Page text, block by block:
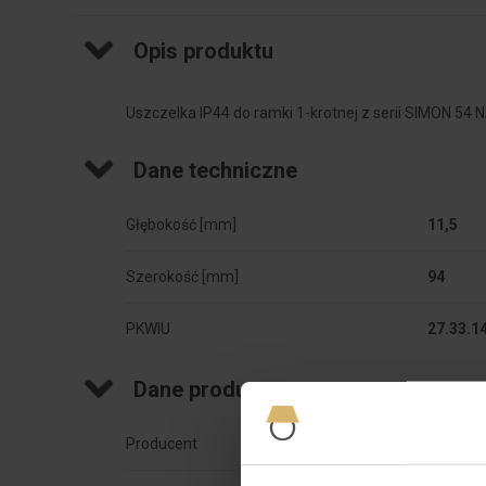
Opis produktu
Uszczelka IP44 do ramki 1-krotnej z serii SIMON 54
Dane techniczne
Głębokość [mm] 11,5
Szerokość [mm] 94
PKWIU
Dane producenta
Producent